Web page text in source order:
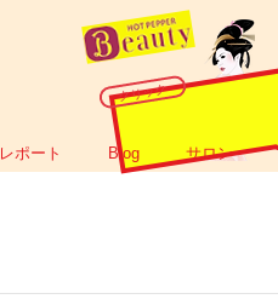
クリック
ポート Blog サロン